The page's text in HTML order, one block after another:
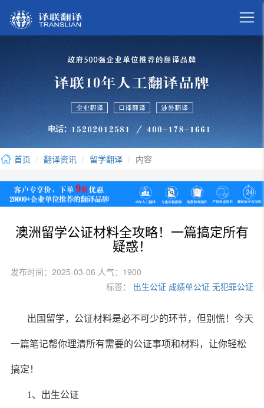

首页 翻译资讯 留学翻译 内容
澳洲留学公证材料全攻略！一篇搞定所有
疑惑！
发布时间：2025-03-06 人气：1900
标签：
出生公证 成绩单公证 无犯罪公证
出国留学，公证材料是必不可少的环节，但别慌！今天
一篇笔记帮你理清所有需要的公证事项和材料，让你轻松
搞定！
1、出生公证